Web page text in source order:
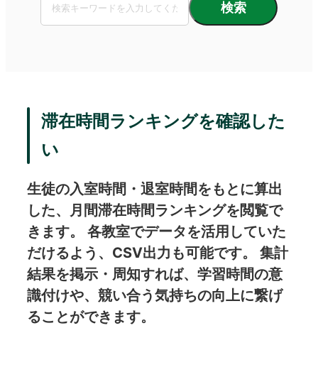
検索
滞在時間ランキングを確認した
い
生徒の入室時間・退室時間をもとに算出
した、月間滞在時間ランキングを閲覧で
きます。 各教室でデータを活用していた
だけるよう、CSV出力も可能です。 集計
結果を掲示・周知すれば、学習時間の意
識付けや、競い合う気持ちの向上に繋げ
ることができます。